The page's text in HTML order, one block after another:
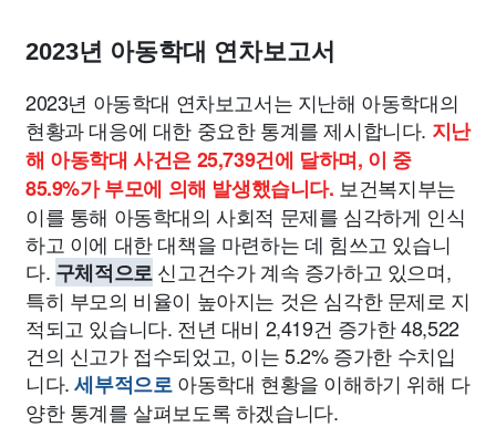
2023년 아동학대 연차보고서
2023년 아동학대 연차보고서는 지난해 아동학대의
현황과 대응에 대한 중요한 통계를 제시합니다. 지난
해 아동학대 사건은 25,739건에 달하며, 이 중
85.9%가 부모에 의해 발생했습니다. 보건복지부는
이를 통해 아동학대의 사회적 문제를 심각하게 인식
하고 이에 대한 대책을 마련하는 데 힘쓰고 있습니
다. 구체적으로신고건수가 계속 증가하고 있으며,
특히 부모의 비율이 높아지는 것은 심각한 문제로 지
적되고 있습니다. 전년 대비 2,419건 증가한 48,522
건의 신고가 접수되었고, 이는 5.2% 증가한 수치입
니다.세부적으로아동학대 현황을 이해하기 위해 다
양한 통계를 살펴보도록 하겠습니다.